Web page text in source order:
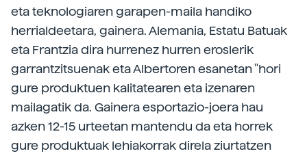
eta teknologiaren garapen-maila handiko
herrialdeetara, gainera. Alemania, Estatu Batuak
eta Frantzia dira hurrenez hurren eroslerik
garrantzitsuenak eta Albertoren esanetan "hori
gure produktuen kalitatearen eta izenaren
mailagatik da. Gainera esportazio-joera hau
azken 12-15 urteetan mantendu da eta horrek
gure produktuak lehiakorrak direla ziurtatzen